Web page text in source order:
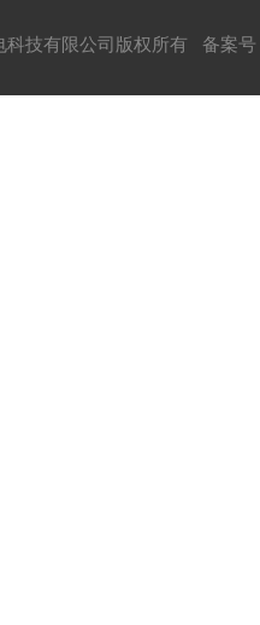
科技有限公司版权所有 备案号